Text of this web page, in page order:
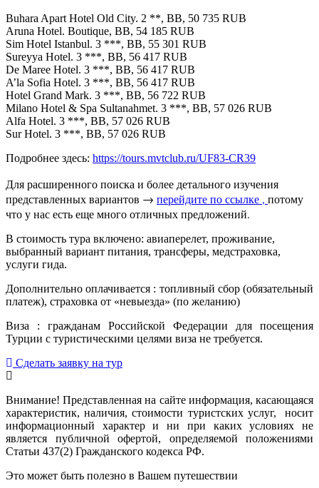
Buhara Apart Hotel Old City. 2 **, BB, 50 735 RUB
Aruna Hotel. Boutique, BB, 54 185 RUB
Sim Hotel Istanbul. 3 ***, BB, 55 301 RUB
Sureyya Hotel. 3 ***, BB, 56 417 RUB
De Maree Hotel. 3 ***, BB, 56 417 RUB
A’la Sofia Hotel. 3 ***, BB, 56 417 RUB
Hotel Grand Mark. 3 ***, BB, 56 722 RUB
Milano Hotel & Spa Sultanahmet. 3 ***, BB, 57 026 RUB
Alfa Hotel. 3 ***, BB, 57 026 RUB
Sur Hotel. 3 ***, BB, 57 026 RUB
Подробнее здесь: https://tours.mvtclub.ru/UF83-CR39
Для расширенного поиска и более детального изучения
представленных вариантов → перейдите по ссылке , потому
что у нас есть еще много отличных предложений.
В стоимость тура включено: авиаперелет, проживание,
выбранный вариант питания, трансферы, медстраховка,
услуги гида.
Дополнительно оплачивается : топливный сбор (обязательный
платеж), страховка от «невыезда» (по желанию)
Виза : гражданам Российской Федерации для посещения
Турции с туристическими целями виза не требуется.
Сделать заявку на тур
Внимание! Представленная на сайте информация, касающаяся
характеристик, наличия, стоимости туристских услуг, носит
информационный характер и ни при каких условиях не
является публичной офертой, определяемой положениями
Статьи 437(2) Гражданского кодекса РФ.
Это может быть полезно в Вашем путешествии